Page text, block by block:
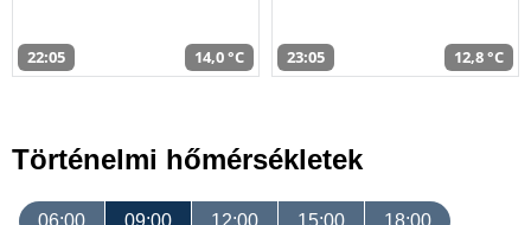
22:05 14,0 °C 23:05 12,8 °C
Történelmi hőmérsékletek
06:00 09:00 12:00 15:00 18:00